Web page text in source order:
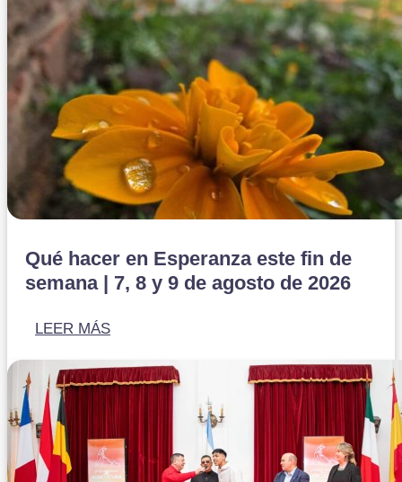
Qué hacer en Esperanza este fin de
semana | 7, 8 y 9 de agosto de 2026
LEER MÁS